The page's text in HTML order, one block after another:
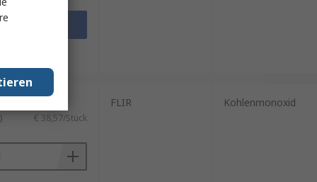
€ 38,57/Stück
FLIR Kohlenmonoxid